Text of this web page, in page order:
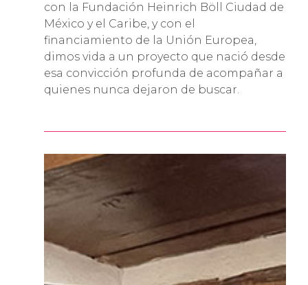
con la Fundación Heinrich Böll Ciudad de
México y el Caribe, y con el
financiamiento de la Unión Europea,
dimos vida a un proyecto que nació desde
esa convicción profunda de acompañar a
quienes nunca dejaron de buscar.